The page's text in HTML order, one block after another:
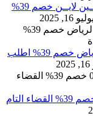
شركة تنظيف بالرياض 0556501701 كلــين لايــن خصم 39%
يوليو 16, 2025
افضل شركة كشف تسربات المياه بالرياض خصم 39% اطلب
مكافحة حشرات بالرياض 055650170 خصم 39% القضاء التام